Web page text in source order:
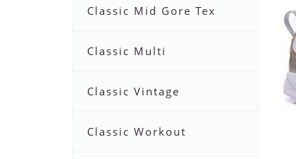
Classic Mid Gore Tex
Classic Multi
Classic Vintage
Classic Workout